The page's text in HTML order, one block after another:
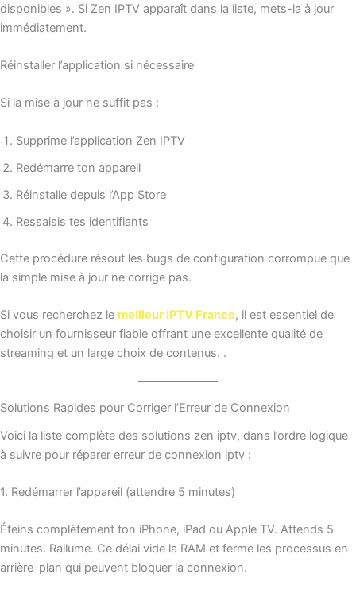
disponibles ». Si Zen IPTV apparaît dans la liste, mets-la à jour
immédiatement.
Réinstaller l’application si nécessaire
Si la mise à jour ne suffit pas :
Supprime l’application Zen IPTV
Redémarre ton appareil
Réinstalle depuis l’App Store
Ressaisis tes identifiants
Cette procédure résout les bugs de configuration corrompue que
la simple mise à jour ne corrige pas.
Si vous recherchez le meilleur IPTV France, il est essentiel de
choisir un fournisseur fiable offrant une excellente qualité de
streaming et un large choix de contenus. .
Solutions Rapides pour Corriger l’Erreur de Connexion
Voici la liste complète des solutions zen iptv, dans l’ordre logique
à suivre pour réparer erreur de connexion iptv :
1. Redémarrer l’appareil (attendre 5 minutes)
Éteins complètement ton iPhone, iPad ou Apple TV. Attends 5
minutes. Rallume. Ce délai vide la RAM et ferme les processus en
arrière-plan qui peuvent bloquer la connexion.